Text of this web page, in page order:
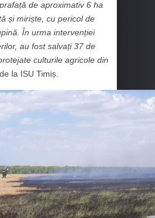
de aproximativ 6 ha
și miriște, cu pericol de
În urma intervenției
au fost salvați 37 de
culturile agricole din
la ISU Timiș.